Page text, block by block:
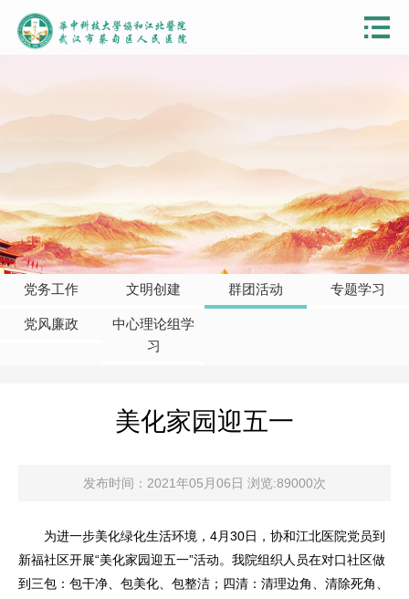
党务工作 文明创建 群团活动 专题学习
党风廉政
中心理论组学
习
美化家园迎五一
发布时间：2021年05月06日 浏览:89000次
为进一步美化绿化生活环境，4月30日，协和江北医院党员到
新福社区开展“美化家园迎五一”活动。我院组织人员在对口社区做
到三包：包干净、包美化、包整洁；四清：清理边角、清除死角、